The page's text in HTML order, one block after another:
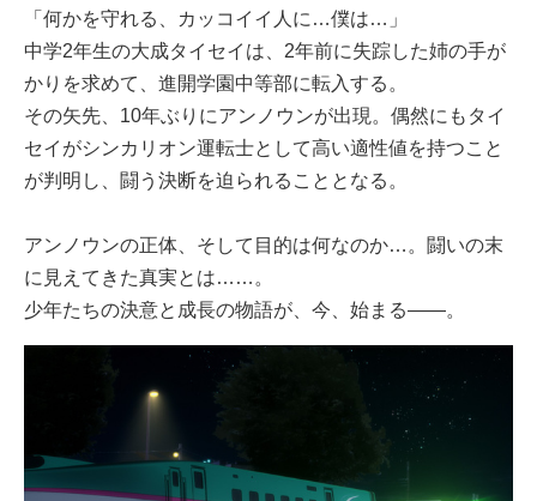
「何かを守れる、カッコイイ人に…僕は…」
中学2年生の大成タイセイは、2年前に失踪した姉の手が
かりを求めて、進開学園中等部に転入する。
その矢先、10年ぶりにアンノウンが出現。偶然にもタイ
セイがシンカリオン運転士として高い適性値を持つこと
が判明し、闘う決断を迫られることとなる。
アンノウンの正体、そして目的は何なのか…。闘いの末
に見えてきた真実とは……。
少年たちの決意と成長の物語が、今、始まる――。